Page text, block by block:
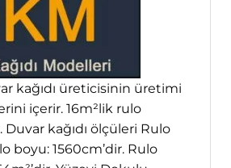
kağıdı üreticisinin üretimi
içerir. 16m²lik rulo
Duvar kağıdı ölçüleri Rulo
boyu: 1560cm’dir. Rulo